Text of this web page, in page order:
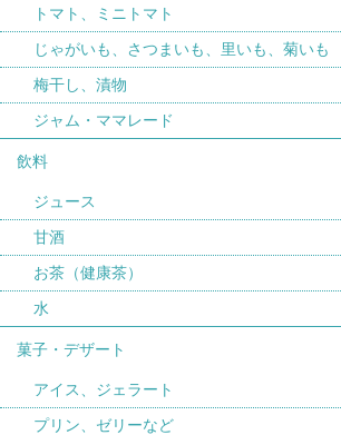
トマト、ミニトマト
じゃがいも、さつまいも、里いも、菊いも
梅干し、漬物
ジャム・ママレード
飲料
ジュース
甘酒
お茶（健康茶）
水
菓子・デザート
アイス、ジェラート
プリン、ゼリーなど